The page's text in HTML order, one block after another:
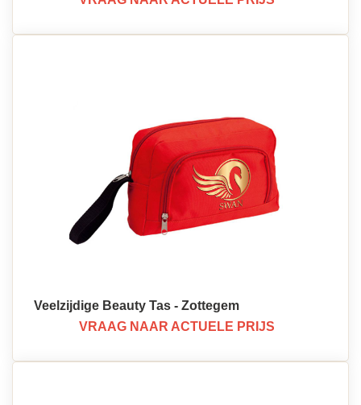
Veelzijdige Beauty Tas - Zottegem
VRAAG NAAR ACTUELE PRIJS